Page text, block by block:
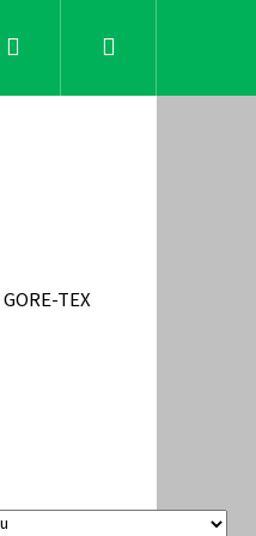
Přihlášení
TEX